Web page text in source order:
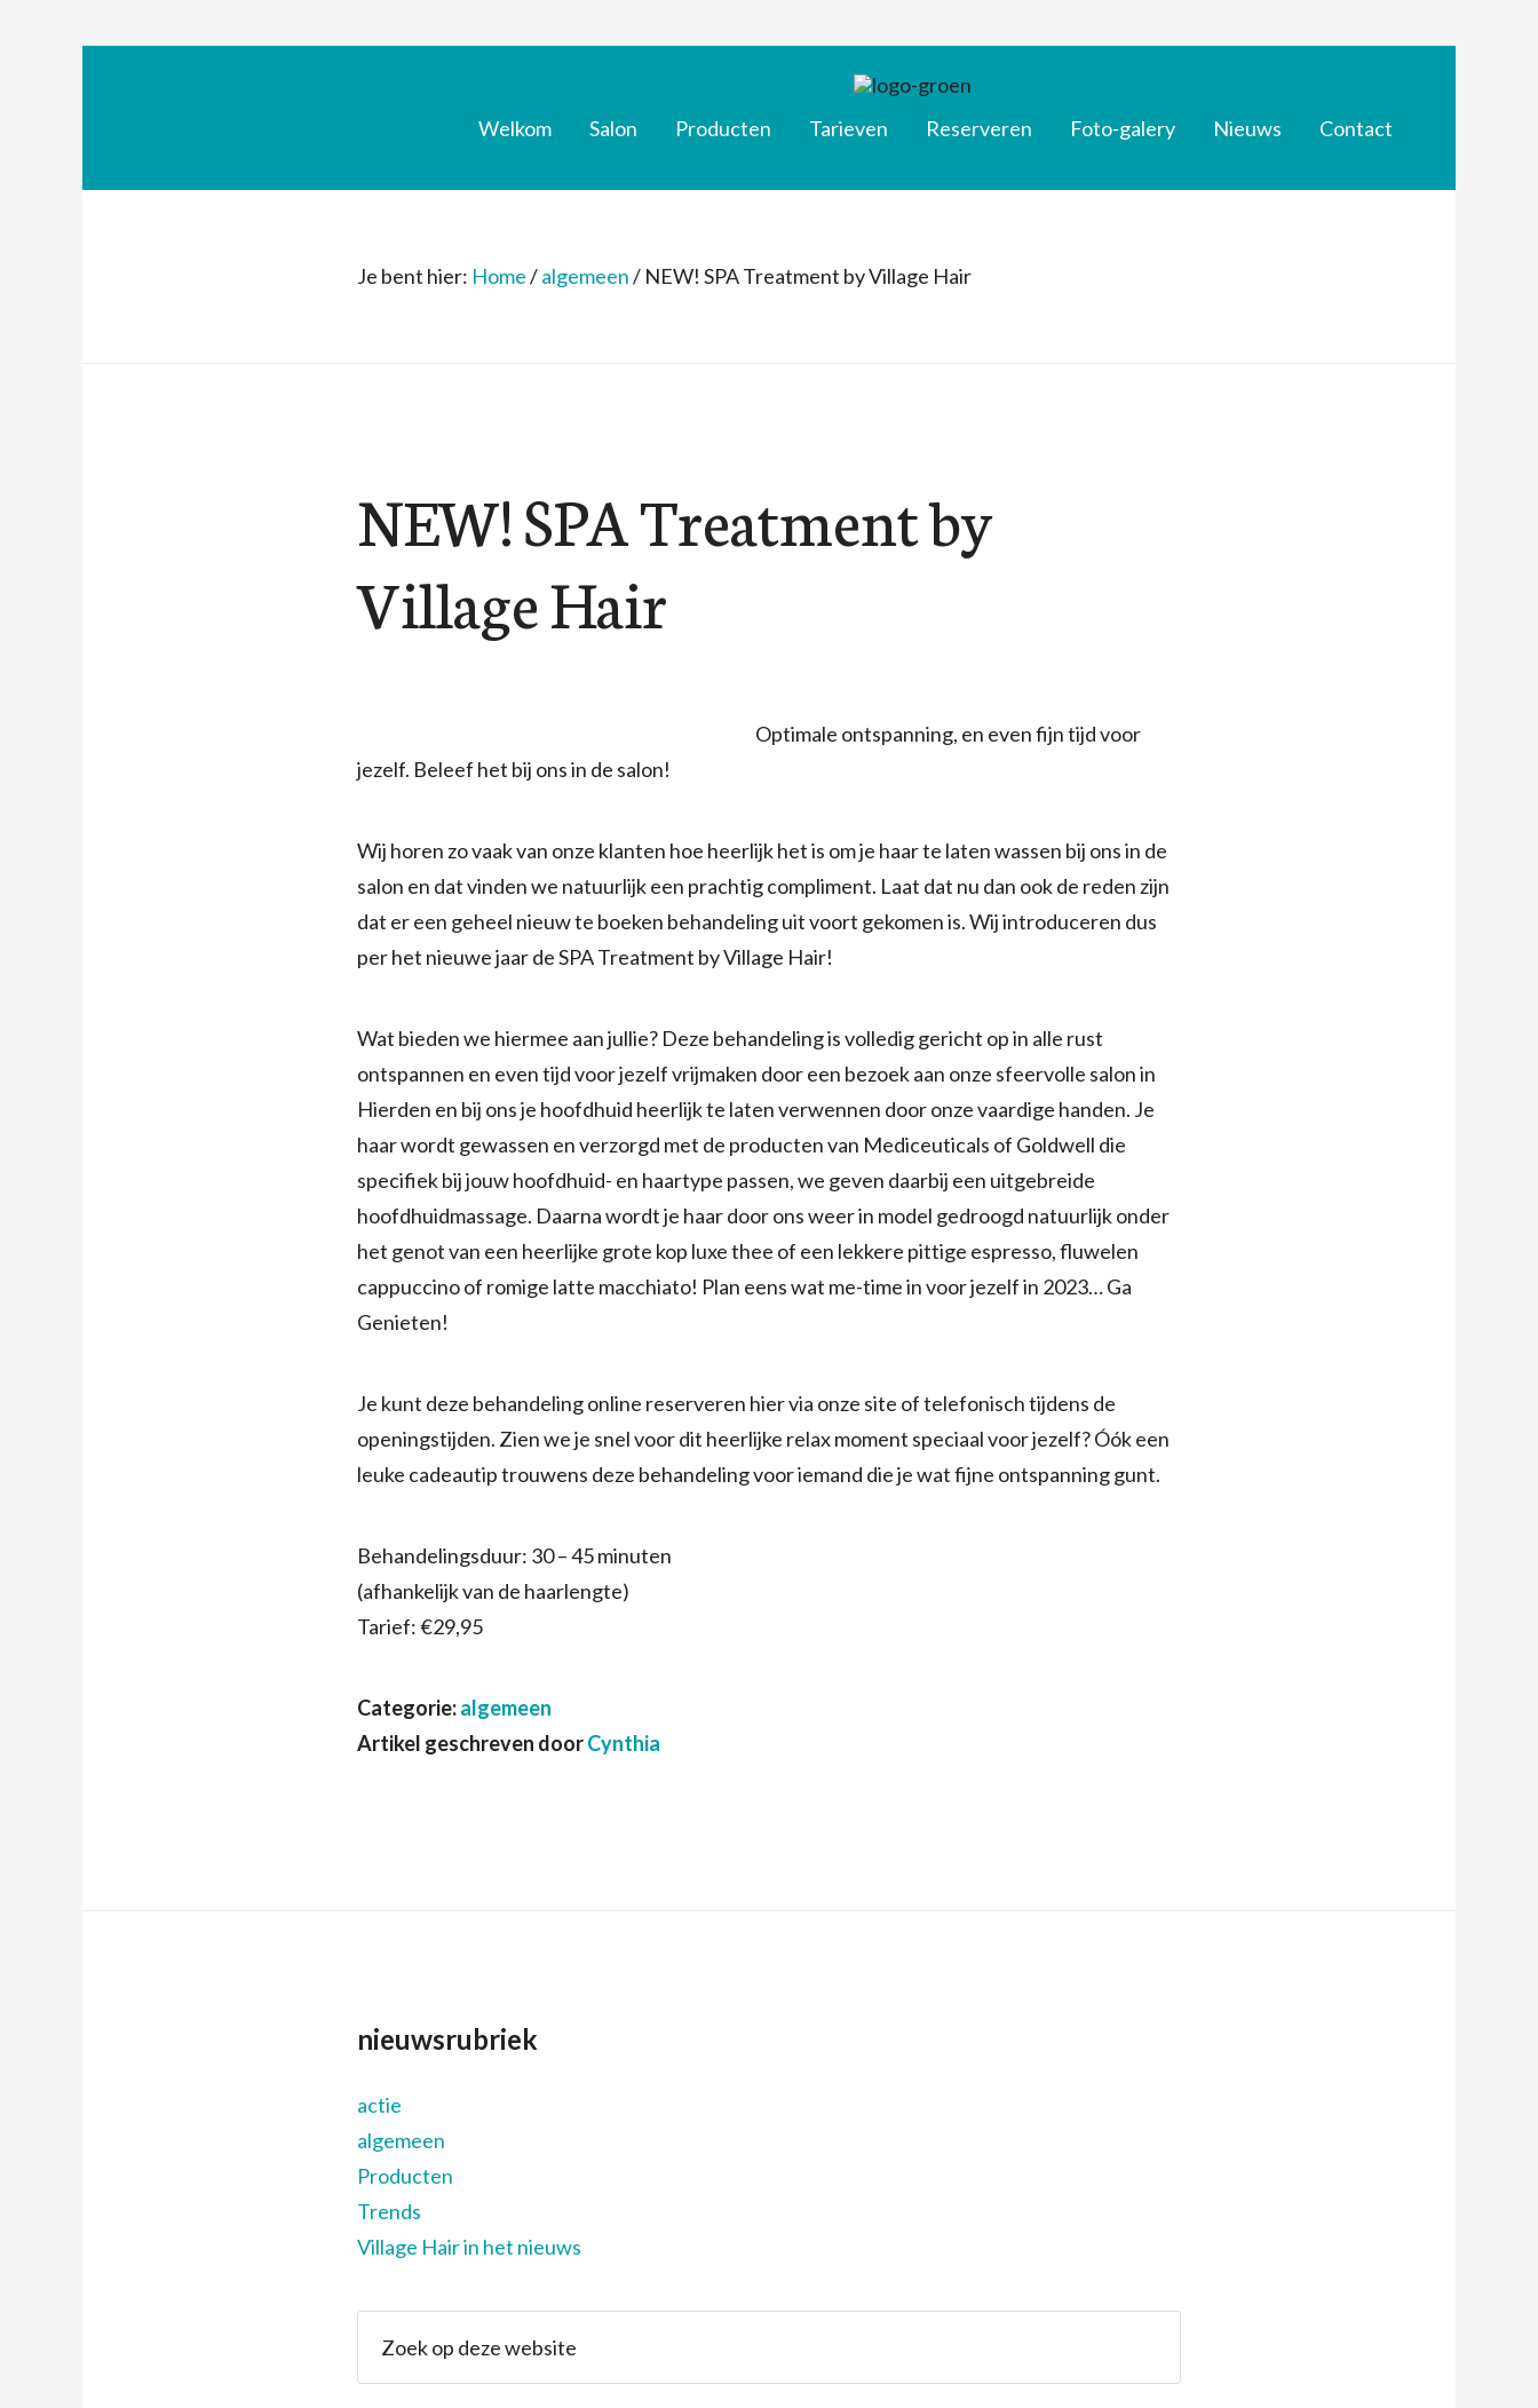
Welkom Salon Producten Tarieven Reserveren Foto-galery Nieuws Contact
Je bent hier: Home/algemeen/ NEW! SPA Treatment by Village Hair
NEW! SPA Treatment by
Village Hair
Optimale ontspanning, en even fijn tijd voor
jezelf. Beleef het bij ons in de salon!
Wij horen zo vaak van onze klanten hoe heerlijk het is om je haar te laten wassen bij ons in de
salon en dat vinden we natuurlijk een prachtig compliment. Laat dat nu dan ook de reden zijn
dat er een geheel nieuw te boeken behandeling uit voort gekomen is. Wij introduceren dus
per het nieuwe jaar de SPA Treatment by Village Hair!
Wat bieden we hiermee aan jullie? Deze behandeling is volledig gericht op in alle rust
ontspannen en even tijd voor jezelf vrijmaken door een bezoek aan onze sfeervolle salon in
Hierden en bij ons je hoofdhuid heerlijk te laten verwennen door onze vaardige handen. Je
haar wordt gewassen en verzorgd met de producten van Mediceuticals of Goldwell die
specifiek bij jouw hoofdhuid- en haartype passen, we geven daarbij een uitgebreide
hoofdhuidmassage. Daarna wordt je haar door ons weer in model gedroogd natuurlijk onder
het genot van een heerlijke grote kop luxe thee of een lekkere pittige espresso, fluwelen
cappuccino of romige latte macchiato! Plan eens wat me-time in voor jezelf in 2023… Ga
Genieten!
Je kunt deze behandeling online reserveren hier via onze site of telefonisch tijdens de
openingstijden. Zien we je snel voor dit heerlijke relax moment speciaal voor jezelf? Óók een
leuke cadeautip trouwens deze behandeling voor iemand die je wat fijne ontspanning gunt.
Behandelingsduur: 30 – 45 minuten
(afhankelijk van de haarlengte)
Tarief: €29,95
Categorie:algemeen
Artikel geschreven doorCynthia
nieuwsrubriek
actie
algemeen
Producten
Trends
Village Hair in het nieuws